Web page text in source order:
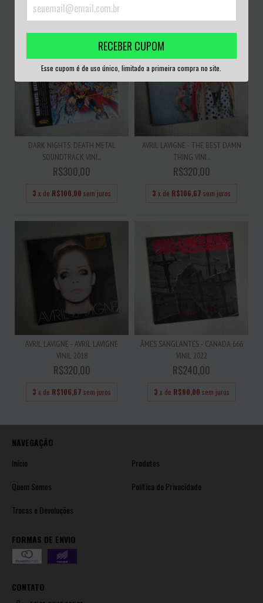
RECEBER CUPOM
Esse cupom é de uso único, limitado a primeira compra no site.
DARK NIGHTS: DEATH METAL
SOUNDTRACK VINI...
R$300,00
3 x de R$100,00 sem juros
AVRIL LAVIGNE - THE BEST DAMN
THING VINI...
R$320,00
3 x de R$106,67 sem juros
AVRIL LAVIGNE - AVRIL LAVIGNE
VINIL 2018
R$320,00
3 x de R$106,67 sem juros
ÂMES SANGLANTES - CANADA 666
VINIL 2022
R$240,00
3 x de R$80,00 sem juros
NAVEGAÇÃO
Início
Produtos
Quem Somos
Política de Privacidade
Trocas e Devoluções
FORMAS DE ENVIO
CONTATO